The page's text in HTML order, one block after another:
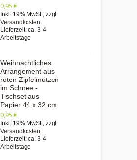
0,95 €
Inkl. 19% MwSt., zzgl.
Versandkosten
Lieferzeit: ca. 3-4
Arbeitstage
Weihnachtliches
Arrangement aus
roten Zipfelmützen
im Schnee -
Tischset aus
Papier 44 x 32 cm
0,95 €
Inkl. 19% MwSt., zzgl.
Versandkosten
Lieferzeit: ca. 3-4
Arbeitstage